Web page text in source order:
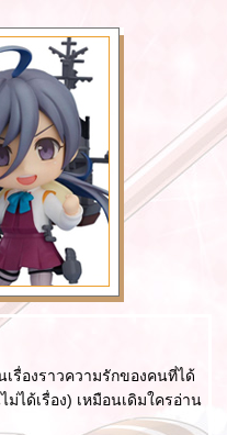
รื่องราวความรักของคนที่ได้
ได้เรื่อง) เหมือนเดิมใครอ่าน